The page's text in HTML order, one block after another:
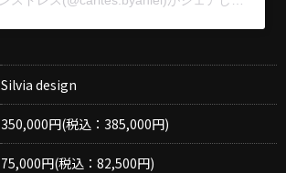
Silvia design
350,000円(税込：385,000円)
75,000円(税込：82,500円)